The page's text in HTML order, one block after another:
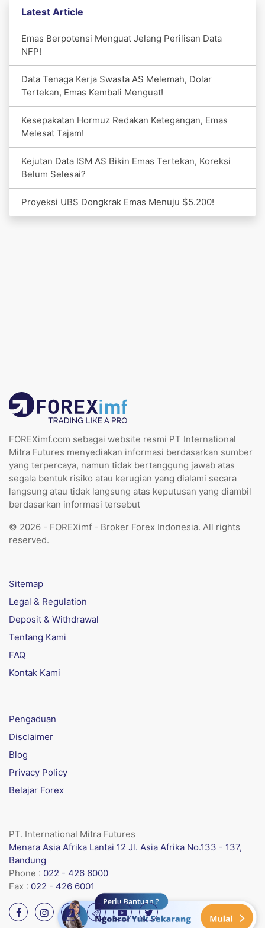
Latest Article
Emas Berpotensi Menguat Jelang Perilisan Data
NFP!
Data Tenaga Kerja Swasta AS Melemah, Dolar
Tertekan, Emas Kembali Menguat!
Kesepakatan Hormuz Redakan Ketegangan, Emas
Melesat Tajam!
Kejutan Data ISM AS Bikin Emas Tertekan, Koreksi
Belum Selesai?
Proyeksi UBS Dongkrak Emas Menuju $5.200!
FOREXimf.com sebagai website resmi PT International
Mitra Futures menyediakan informasi berdasarkan sumber
yang terpercaya, namun tidak bertanggung jawab atas
segala bentuk risiko atau kerugian yang dialami secara
langsung atau tidak langsung atas keputusan yang diambil
berdasarkan informasi tersebut
© 2026 - FOREXimf - Broker Forex Indonesia. All rights
reserved.
Sitemap
Legal & Regulation
Deposit & Withdrawal
Tentang Kami
FAQ
Kontak Kami
Pengaduan
Disclaimer
Blog
Privacy Policy
Belajar Forex
PT. International Mitra Futures
Menara Asia Afrika Lantai 12 Jl. Asia Afrika No.133 - 137,
Bandung
Phone : 022 - 426 6000
Fax : 022 - 426 6001